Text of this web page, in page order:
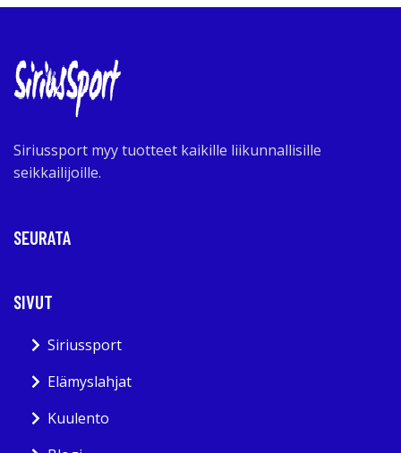
Siriussport myy tuotteet kaikille liikunnallisille
seikkailijoille.
SEURATA
SIVUT
Siriussport
Elämyslahjat
Kuulento